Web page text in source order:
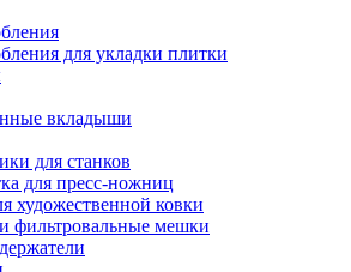
для укладки плитки
вкладыши
для станков
для пресс-ножниц
художественной ковки
фильтровальные мешки